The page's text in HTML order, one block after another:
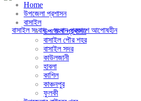
Home
উপজেলা প্রশাসন
বাসাইল
উপজেলা প্রশাসন
বাসাইল পৌর শহর
বাসাইল সদর
কাউলজানী
হাবলা
কাশিল
কাঞ্চনপুর
ফুলকী